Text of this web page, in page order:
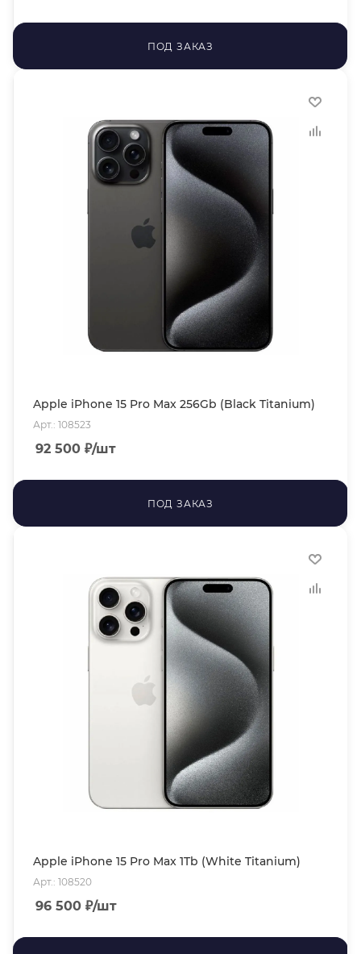
ПОД ЗАКАЗ
Apple iPhone 15 Pro Max 256Gb (Black Titanium)
Арт.: 108523
92 500 ₽/шт
ПОД ЗАКАЗ
Apple iPhone 15 Pro Max 1Tb (White Titanium)
Арт.: 108520
96 500 ₽/шт